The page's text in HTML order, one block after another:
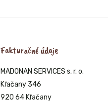
Fakturačné údaje
MADONAN SERVICES s. r. o.
Kľačany 346
920 64 Kľačany